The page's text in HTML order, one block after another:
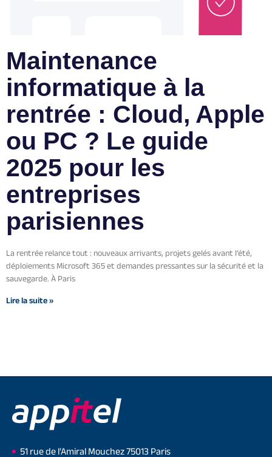
Maintenance
informatique à la
rentrée : Cloud, Apple
ou PC ? Le guide
2025 pour les
entreprises
parisiennes
La rentrée relance tout : nouveaux arrivants, projets gelés avant l’été,
déploiements Microsoft 365 et demandes pressantes sur la sécurité et la
sauvegarde. À Paris
Lire la suite »
51 rue de l’Amiral Mouchez 75013 Paris